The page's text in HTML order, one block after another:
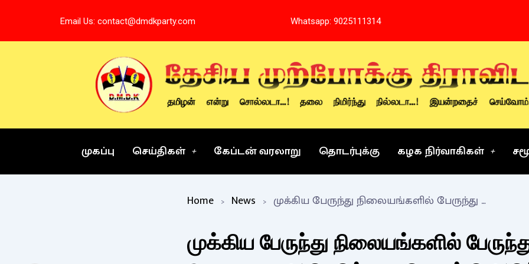
Email Us: contact@dmdkparty.com Whatsapp: 9025111314
முகப்பு செய்திகள் கேப்டன் வரலாறு தொடர்புக்கு கழக நிர்வாகிகள்
Home News முக்கிய பேருந்து நிலையங்களில் பேருந்து சேவையை அதிகரிக்க வலியுறுத்தி அறிக்கை
முக்கிய பேருந்து நிலையங்களில்